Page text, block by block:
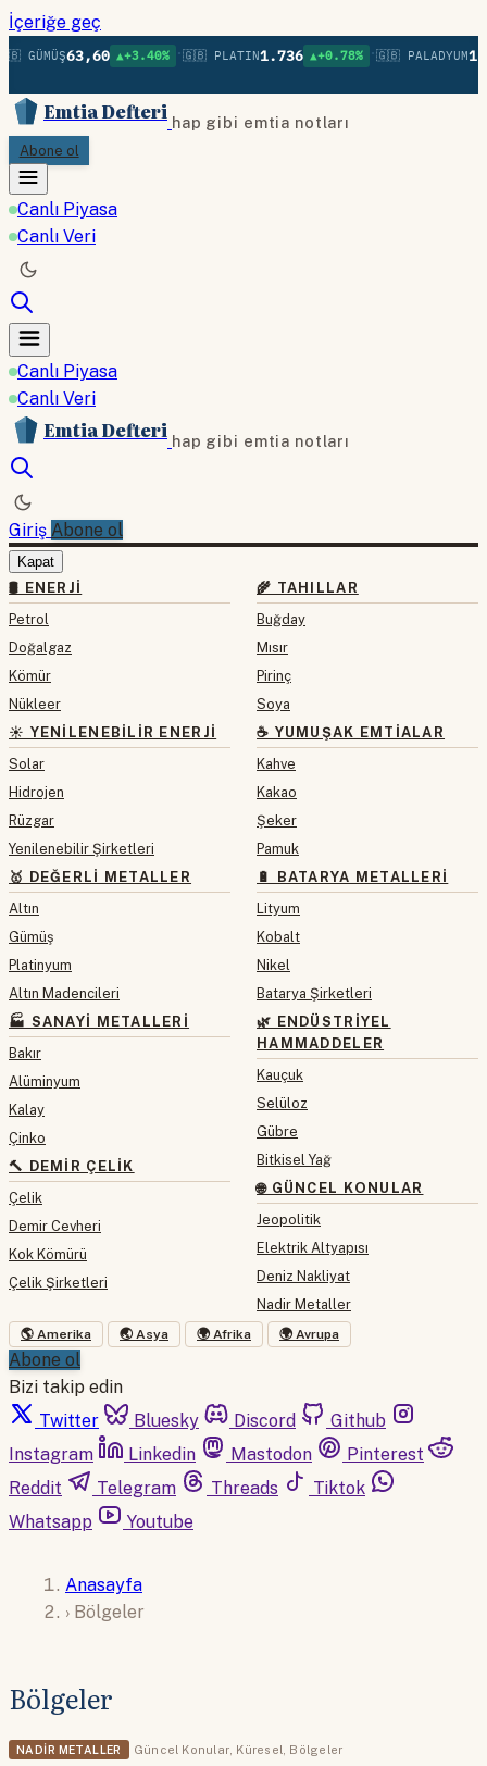
İçeriğe geç
GÜMÜŞ63,60 ▲+3.40% • 🇬🇧 PLATIN1.736 ▲+0.78% • 🇬🇧 PALADYUM
Emtia Defteri hap gibi emtia notları
Abone ol
Canlı Piyasa
Canlı Veri
Canlı Piyasa
Canlı Veri
Emtia Defteri hap gibi emtia notları
Giriş Abone ol
Kapat
🛢 ENERJI
Petrol
Doğalgaz
Kömür
Nükleer
☀️ YENILENEBILIR ENERJI
Solar
Hidrojen
Rüzgar
Yenilenebilir Şirketleri
🥇 DEĞERLI METALLER
Altın
Gümüş
Platinyum
Altın Madencileri
🏭 SANAYI METALLERI
Bakır
Alüminyum
Kalay
Çinko
🔨 DEMIR ÇELIK
Çelik
Demir Cevheri
Kok Kömürü
Çelik Şirketleri
🌾 TAHILLAR
Buğday
Mısır
Pirinç
Soya
☕ YUMUŞAK EMTIALAR
Kahve
Kakao
Şeker
Pamuk
🔋 BATARYA METALLERI
Lityum
Kobalt
Nikel
Batarya Şirketleri
🌿 ENDÜSTRIYEL
HAMMADDELER
Kauçuk
Selüloz
Gübre
Bitkisel Yağ
🌐 GÜNCEL KONULAR
Jeopolitik
Elektrik Altyapısı
Deniz Nakliyat
Nadir Metaller
🌎 Amerika 🌏 Asya 🌍 Afrika 🌍 Avrupa
Abone ol
Bizi takip edin
Twitter
Bluesky Discord
Github
Instagram
Linkedin Mastodon
Pinterest
Reddit
Telegram Threads
Tiktok
Whatsapp
Youtube
Anasayfa
› Bölgeler
Bölgeler
NADIR METALLER Güncel Konular, Küresel, Bölgeler